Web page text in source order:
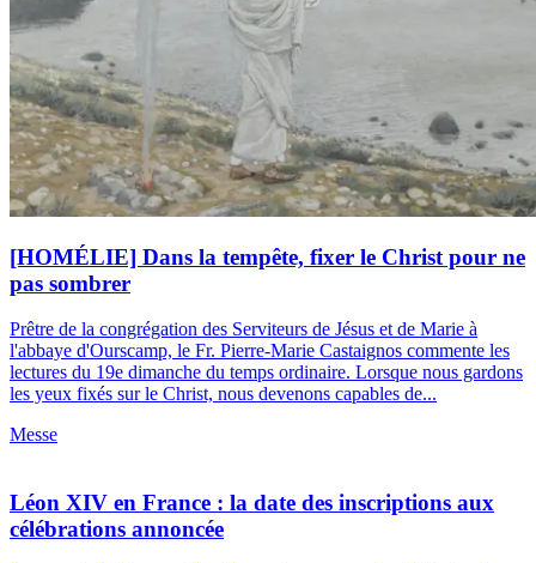
[HOMÉLIE] Dans la tempête, fixer le Christ pour ne
pas sombrer
Prêtre de la congrégation des Serviteurs de Jésus et de Marie à
l'abbaye d'Ourscamp, le Fr. Pierre-Marie Castaignos commente les
lectures du 19e dimanche du temps ordinaire. Lorsque nous gardons
les yeux fixés sur le Christ, nous devenons capables de...
Messe
Léon XIV en France : la date des inscriptions aux
célébrations annoncée